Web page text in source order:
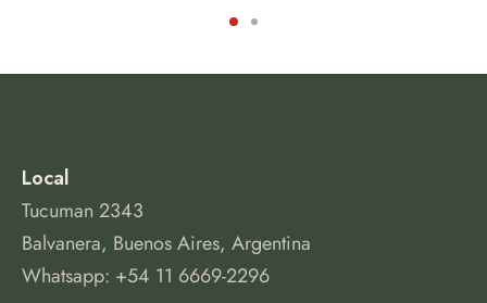
Local
Tucuman 2343
Balvanera, Buenos Aires, Argentina
Whatsapp: +54 11 6669-2296